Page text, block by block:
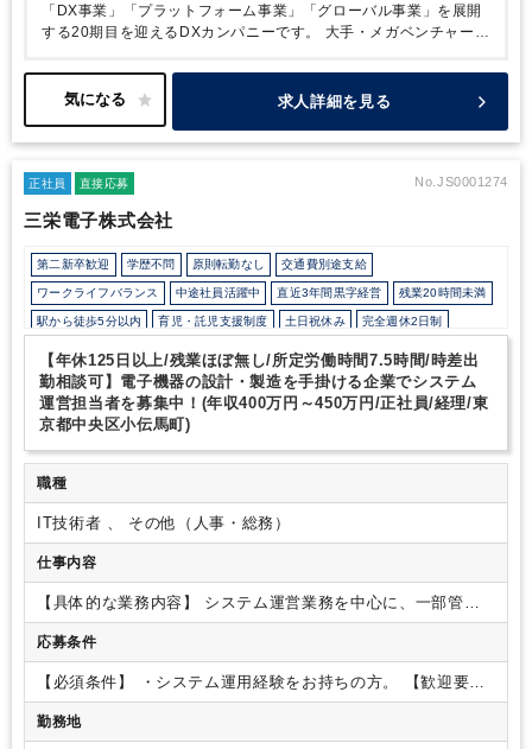
「DX事業」「プラットフォーム事業」「グローバル事業」を展開
する20期目を迎えるDXカンパニーです。
大手・メガベンチャー系
上流から一気通貫で続々と開発をしています。「世界中の誰でも
簡単にチームワークを活用でき、 みんながイキイキとした世界を
100億、社員規模1000名体制を目指し、社内体制を強化し整えて
で発揮できるチャンスです。
外部専門家（顧問弁護士、顧問税理
ゆくゆくは総務労務部門の責任者候補としてご活躍いただきたく、
求人詳細を見る
正社員 直接応募 No.JS0001274
三栄電子株式会社
第二新卒歓迎 学歴不問 原則転勤なし 交通費別途支給
ワークライフバランス 中途社員活躍中 直近3年間黒字経営 残業20時間未満
駅から徒歩5分以内 育児・託児支援制度 土日祝休み 完全週休2日制
ITに強み
【年休125日以上/残業ほぼ無し/所定労働時間7.5時間/時差出
勤相談可】電子機器の設計・製造を手掛ける企業でシステム
運営担当者を募集中！(年収400万円～450万円/正社員/経理/東
京都中央区小伝馬町)
職種
IT技術者 、 その他（人事・総務）
仕事内容
【具体的な業務内容】
システム運営業務を中心に、一部管理
業務周りの事務もご担当いただく想定です。 ■IT技術：データ
管理業務、社内インフラ整備・運用業務、Wifiシステムによる
通信システムの整備・運用システム：社内LAN、システム
管理、データ管理システムの運用■総務・経営管理：社内シス
テムのデータ入力
ジションについて】・組織強化に伴う増員募集です。現在担
応募条件
【必須条件】 ・システム運用経験をお持ちの方。
【歓迎要
件】・管理部門での幅広い業務経験をお持ちの方。
勤務地